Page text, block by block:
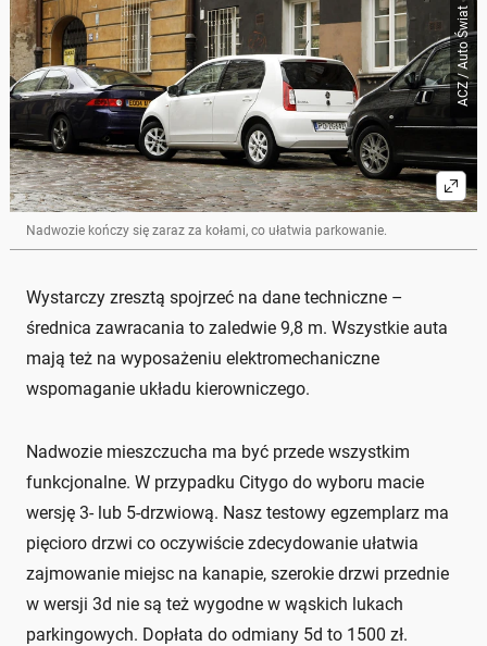
ACZ / Auto Świat
Nadwozie kończy się zaraz za kołami, co ułatwia parkowanie.
Wystarczy zresztą spojrzeć na dane techniczne –
średnica zawracania to zaledwie 9,8 m. Wszystkie auta
mają też na wyposażeniu elektromechaniczne
wspomaganie układu kierowniczego.
Nadwozie mieszczucha ma być przede wszystkim
funkcjonalne. W przypadku Citygo do wyboru macie
wersję 3- lub 5-drzwiową. Nasz testowy egzemplarz ma
pięcioro drzwi co oczywiście zdecydowanie ułatwia
zajmowanie miejsc na kanapie, szerokie drzwi przednie
w wersji 3d nie są też wygodne w wąskich lukach
parkingowych. Dopłata do odmiany 5d to 1500 zł.